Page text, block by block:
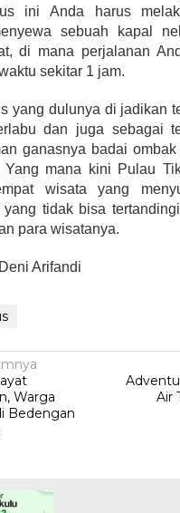
ini Anda harus
sebuah kapal
di mana perjalanan
sekitar 1 jam.
yang dulunya di jadikan
dan juga sebagai
ganasnya badai
Yang mana kini Pulau
wisata yang
yang tidak bisa
para wisatanya.
Arifandi
Warga
Bedengan
Air